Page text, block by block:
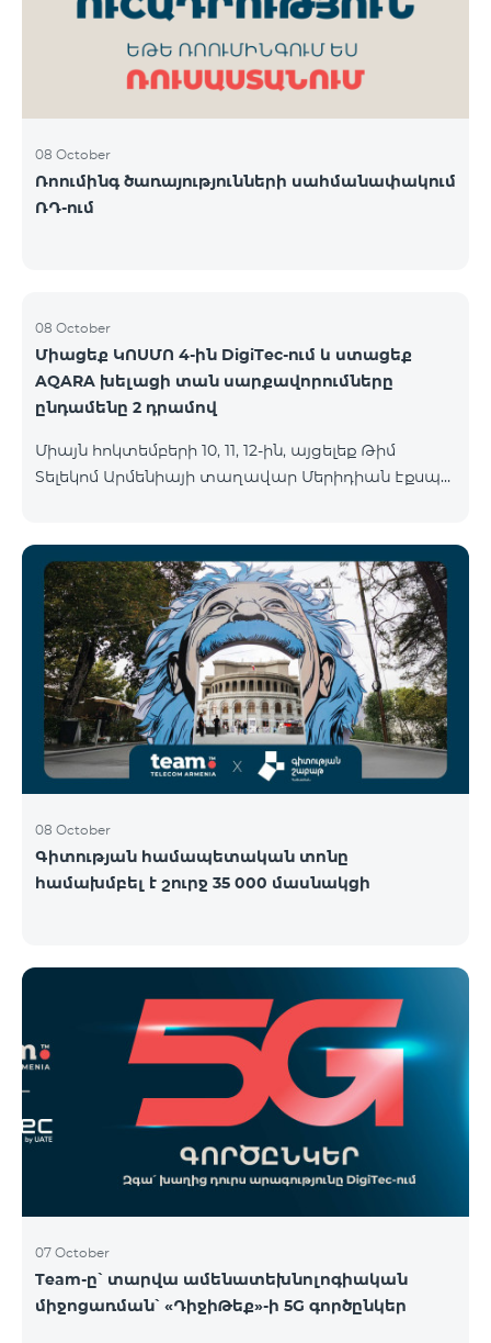
08 October
Ռոումինգ ծառայությունների սահմանափակում
ՌԴ-ում
08 October
Միացեք ԿՈՍՄՈ 4-ին DigiTec-ում և ստացեք
AQARA խելացի տան սարքավորումները
ընդամենը 2 դրամով
Միայն հոկտեմբերի 10, 11, 12-ին, այցելեք Թիմ
Տելեկոմ Արմենիայի տաղավար Մերիդիան Էքսպո
փաթեթներից որևէ մեկին 12 ամիս
բաժանորդագրությամբ և ստացեք
հնարավորություն ձեռք բերել AQARA Խելացի Տան
համակարգերը ընդամենը 2 դրամով․ AQARA
Խելացի Տեսախցիկ E1 (Smart Camera E1) AQARA
Ղեկավարման Սարք M100 (Hub M100) Միանալու
համար պարզապես պետք է անձնագրով
մոտենալ տաղավար։ Առաջարկը գործում է միայն
նոր միացող բաժանորդ
08 October
Գիտության համապետական տոնը
համախմբել է շուրջ 35 000 մասնակցի
07 October
Team-ը՝ տարվա ամենատեխնոլոգիական
միջոցառման՝ «ԴիջիԹեք»-ի 5G գործընկեր